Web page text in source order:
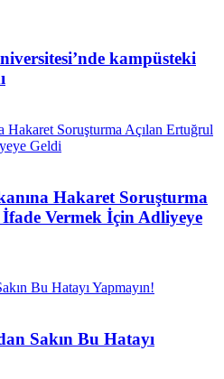
kampüsteki
Hakaret Soruşturma
Vermek İçin Adliyeye
Sakın Bu Hatayı